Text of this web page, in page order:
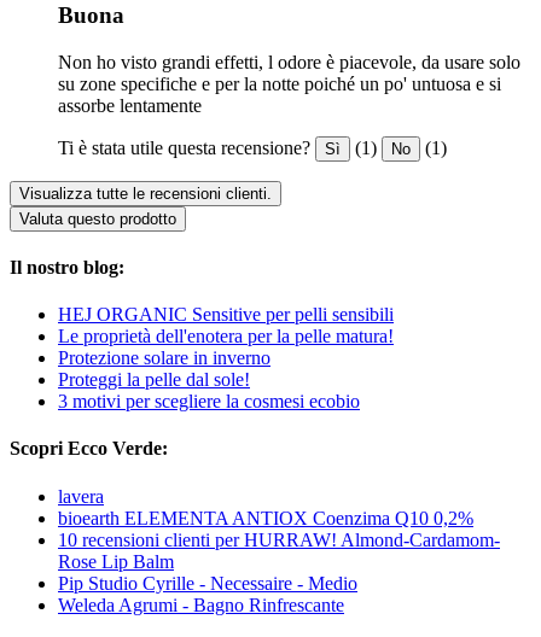
Buona
Non ho visto grandi effetti, l odore è piacevole, da usare solo
su zone specifiche e per la notte poiché un po' untuosa e si
assorbe lentamente
Ti è stata utile questa recensione? Sì (1) No (1)
Visualizza tutte le recensioni clienti.
Valuta questo prodotto
Il nostro blog:
HEJ ORGANIC Sensitive per pelli sensibili
Le proprietà dell'enotera per la pelle matura!
Protezione solare in inverno
Proteggi la pelle dal sole!
3 motivi per scegliere la cosmesi ecobio
Scopri Ecco Verde:
lavera
bioearth ELEMENTA ANTIOX Coenzima Q10 0,2%
10 recensioni clienti per HURRAW! Almond-Cardamom-
Rose Lip Balm
Pip Studio Cyrille - Necessaire - Medio
Weleda Agrumi - Bagno Rinfrescante